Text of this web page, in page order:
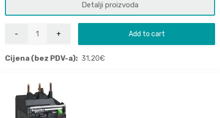
Detalji proizvoda
Add to cart
Cijena (bez PDV-a): 31,20€